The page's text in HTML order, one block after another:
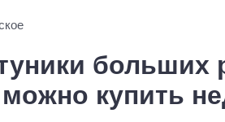
больших
купить